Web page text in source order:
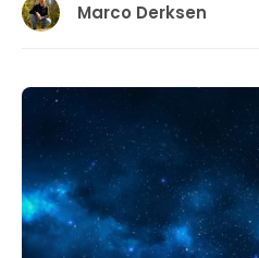
Marco Derksen